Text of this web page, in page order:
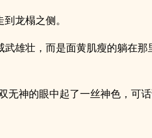
龙榻之侧。
雄壮，而是面黄肌瘦的躺在那
无神的眼中起了一丝神色，可